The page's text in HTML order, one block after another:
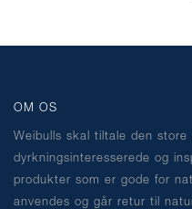
OM OS
Weibulls skal tiltale den
dyrkningsinteresserede og
produkter som er gode for
anvendes og går retur til